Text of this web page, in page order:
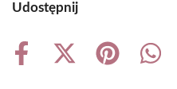
Udostępnij
Share
Share
Share
Share